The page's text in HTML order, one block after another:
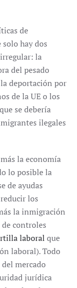
de
solo hay dos
la
del pesado
deportación por
de la UE o los
se debería
ilegales
la economía
lo posible la
de ayudas
los
la inmigración
controles
laboral que
laboral). Todo
mercado
jurídica